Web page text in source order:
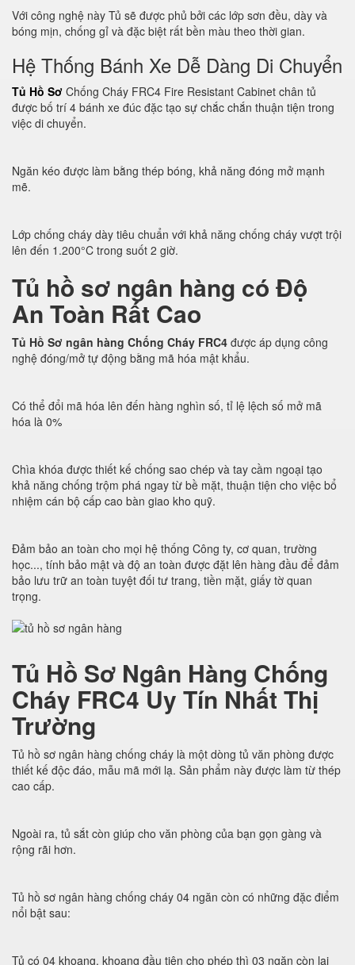
Với công nghệ này Tủ sẽ được phủ bởi các lớp sơn đều, dày và
bóng mịn, chống gỉ và đặc biệt rất bền màu theo thời gian.
Hệ Thống Bánh Xe Dễ Dàng Di Chuyển
Tủ Hồ Sơ Chống Cháy FRC4 Fire Resistant Cabinet chân tủ
được bố trí 4 bánh xe đúc đặc tạo sự chắc chắn thuận tiện trong
việc di chuyển.
Ngăn kéo được làm bằng thép bóng, khả năng đóng mở mạnh
mẽ.
Lớp chống cháy dày tiêu chuẩn với khả năng chống cháy vượt trội
lên đến 1.200°C trong suốt 2 giờ.
Tủ hồ sơ ngân hàng có Độ
An Toàn Rất Cao
Tủ Hồ Sơ ngân hàng Chống Cháy FRC4 được áp dụng công
nghệ đóng/mở tự động bằng mã hóa mật khẩu.
Có thể đổi mã hóa lên đến hàng nghìn số, tỉ lệ lệch số mở mã
hóa là 0%
Chìa khóa được thiết kế chống sao chép và tay cầm ngoại tạo
khả năng chống trộm phá ngay từ bề mặt, thuận tiện cho việc bổ
nhiệm cán bộ cấp cao bàn giao kho quỹ.
Đảm bảo an toàn cho mọi hệ thống Công ty, cơ quan, trường
học..., tính bảo mật và độ an toàn được đặt lên hàng đầu để đảm
bảo lưu trữ an toàn tuyệt đối tư trang, tiền mặt, giấy tờ quan
trọng.
Tủ Hồ Sơ Ngân Hàng Chống
Cháy FRC4 Uy Tín Nhất Thị
Trường
Tủ hồ sơ ngân hàng chống cháy là một dòng tủ văn phòng được
thiết kế độc đáo, mẫu mã mới lạ. Sản phẩm này được làm từ thép
cao cấp.
Ngoài ra, tủ sắt còn giúp cho văn phòng của bạn gọn gàng và
rộng rãi hơn.
Tủ hồ sơ ngân hàng chống cháy 04 ngăn còn có những đặc điểm
nổi bật sau:
Tủ có 04 khoang, khoang đầu tiên cho phép thì 03 ngăn còn lại